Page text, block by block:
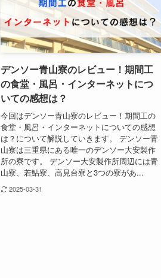
デンソー青山寮のレビュー！期間工
の食堂・風呂・インターネットにつ
いての感想は？
今回はデンソー青山寮のレビュー！期間工の
食堂・風呂・インターネットについての感想
は？について解説していきます。 デンソー青
山寮は三重県にある唯一のデンソー大安製作
所の寮です。 デンソー大安製作所周辺には青
山寮、若鮎寮、高見台寮と3つの寮があ...
2025-03-31